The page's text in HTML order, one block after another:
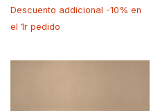
Descuento addicional -10% en
el 1r pedido